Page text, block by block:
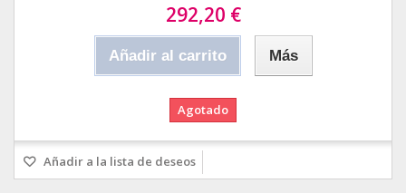
292,20 €
Añadir al carrito Más
Agotado
Añadir a la lista de deseos